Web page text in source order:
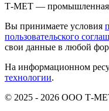
Т-МЕТ — промышленная
Вы принимаете условия
пользовательского
свои данные в любой
На информационном
технологии.
© 2025 - 2026 ООО Т-